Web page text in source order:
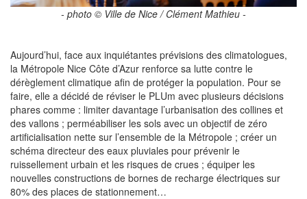
- photo © Ville de Nice / Clément Mathieu -
Aujourd’hui, face aux inquiétantes prévisions des climatologues,
la Métropole Nice Côte d’Azur renforce sa lutte contre le
dérèglement climatique afin de protéger la population. Pour se
faire, elle a décidé de réviser le PLUm avec plusieurs décisions
phares comme : limiter davantage l’urbanisation des collines et
des vallons ; perméabiliser les sols avec un objectif de zéro
artificialisation nette sur l’ensemble de la Métropole ; créer un
schéma directeur des eaux pluviales pour prévenir le
ruissellement urbain et les risques de crues ; équiper les
nouvelles constructions de bornes de recharge électriques sur
80% des places de stationnement…